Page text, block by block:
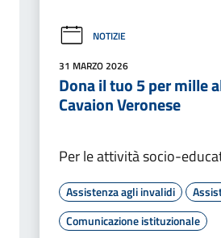
NOTIZIE
31 MARZO 2026
Dona il tuo 5 per mille
Cavaion Veronese
Per le attività socio-
Assistenza agli invalidi
Comunicazione istituzionale